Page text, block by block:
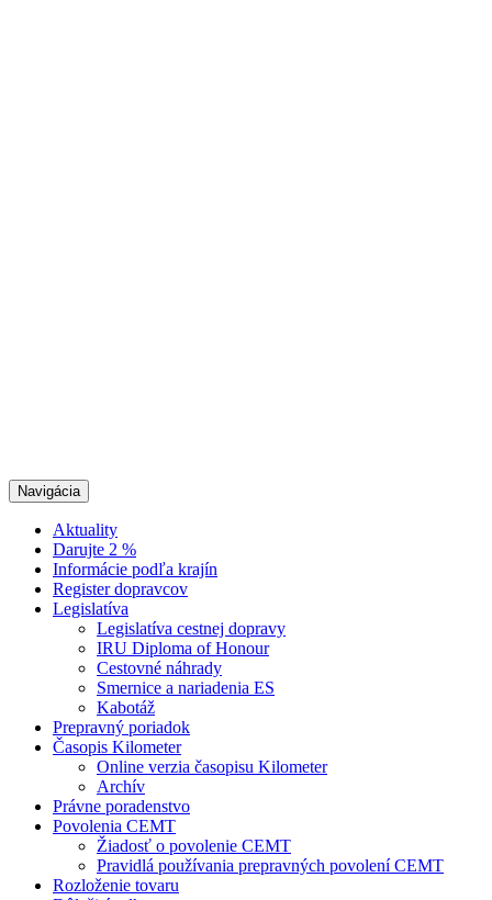
Navigácia
Aktuality
Darujte 2 %
Informácie podľa krajín
Register dopravcov
Legislatíva
Legislatíva cestnej dopravy
IRU Diploma of Honour
Cestovné náhrady
Smernice a nariadenia ES
Kabotáž
Prepravný poriadok
Časopis Kilometer
Online verzia časopisu Kilometer
Archív
Právne poradenstvo
Povolenia CEMT
Žiadosť o povolenie CEMT
Pravidlá používania prepravných povolení CEMT
Rozloženie tovaru